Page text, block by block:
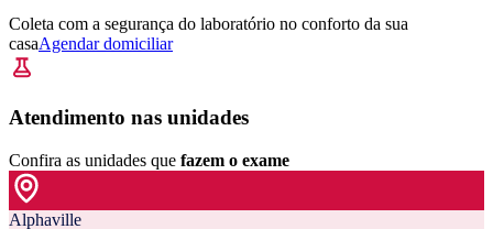
Coleta com a segurança do laboratório no conforto da sua
casaAgendar domiciliar
Atendimento nas unidades
Confira as unidades que fazem o exame
Alphaville